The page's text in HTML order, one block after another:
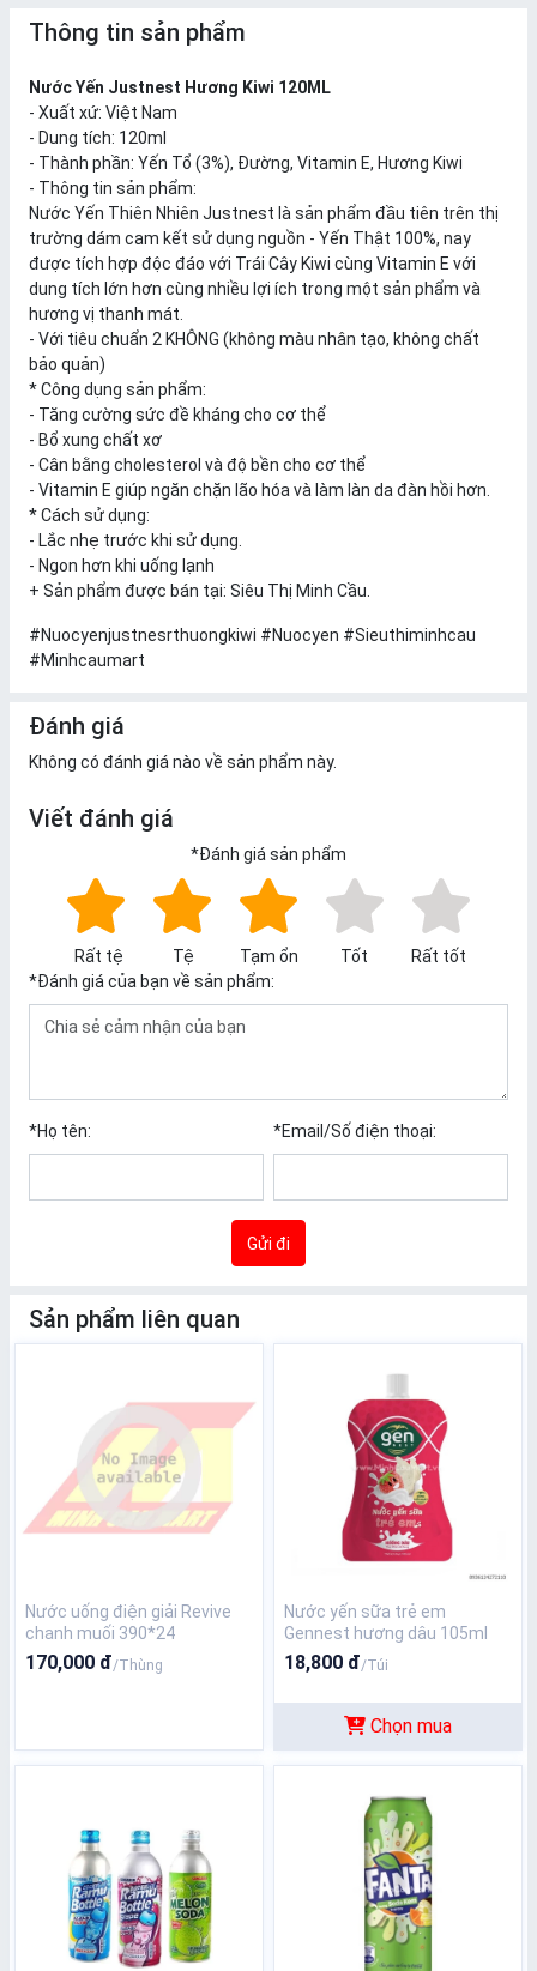
Thông tin sản phẩm
Nước Yến Justnest Hương Kiwi 120ML
- Xuất xứ: Việt Nam
- Dung tích: 120ml
- Thành phần: Yến Tổ (3%), Đường, Vitamin E, Hương Kiwi
- Thông tin sản phẩm:
Nước Yến Thiên Nhiên Justnest là sản phẩm đầu tiên trên thị
trường dám cam kết sử dụng nguồn - Yến Thật 100%, nay
được tích hợp độc đáo với Trái Cây Kiwi cùng Vitamin E với
dung tích lớn hơn cùng nhiều lợi ích trong một sản phẩm và
hương vị thanh mát.
- Với tiêu chuẩn 2 KHÔNG (không màu nhân tạo, không chất
bảo quản)
* Công dụng sản phẩm:
- Tăng cường sức đề kháng cho cơ thể
- Bổ xung chất xơ
- Cân bằng cholesterol và độ bền cho cơ thể
- Vitamin E giúp ngăn chặn lão hóa và làm làn da đàn hồi hơn.
* Cách sử dụng:
- Lắc nhẹ trước khi sử dụng.
- Ngon hơn khi uống lạnh
+ Sản phẩm được bán tại: Siêu Thị Minh Cầu.
#Nuocyenjustnesrthuongkiwi #Nuocyen #Sieuthiminhcau
#Minhcaumart
Đánh giá
Không có đánh giá nào về sản phẩm này.
Viết đánh giá
*Đánh giá sản phẩm
Rất tệ Tệ Tạm ổn Tốt
Rất tốt
*Đánh giá của bạn về sản phẩm:
*Họ tên: *Email/Số điện thoại:
Gửi đi
Sản phẩm liên quan
Nước uống điện giải Revive
chanh muối 390*24
170,000 đ/Thùng
Nước yến sữa trẻ em
Gennest hương dâu 105ml
18,800 đ/Túi
Chọn mua